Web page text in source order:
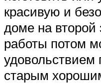
красивую и
доме на второй
работы потом
удовольствием
старым